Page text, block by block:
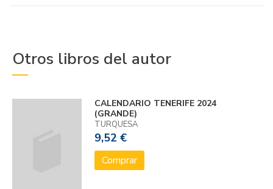
Otros libros del autor
CALENDARIO TENERIFE 2024
(GRANDE)
TURQUESA
9,52 €
Comprar